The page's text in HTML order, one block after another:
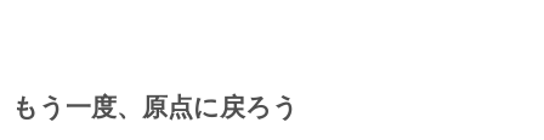
もう一度、原点に戻ろう